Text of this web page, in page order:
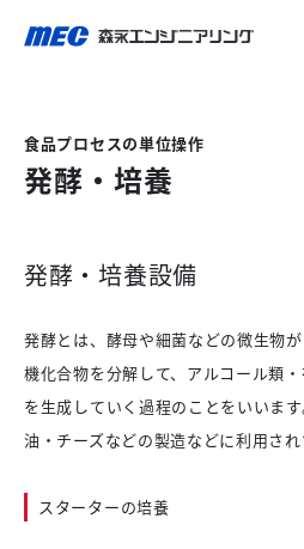
食品プロセスの単位操作
発酵・培養
発酵・培養設備
発酵とは、酵母や細菌などの微生物
機化合物を分解して、アルコール類
を生成していく過程のことをいいま
油・チーズなどの製造などに利用され
スターターの培養